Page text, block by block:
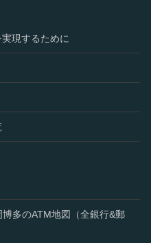
現するために
多のATM地図（全銀行&郵